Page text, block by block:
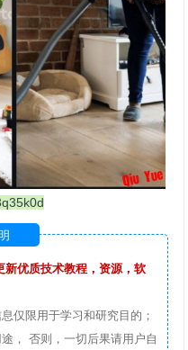
新优质技术教程，资源，软
仅限用于学习和研究目的；
， 否则，一切后果请用户自